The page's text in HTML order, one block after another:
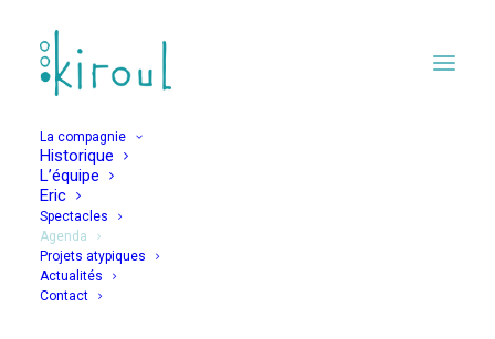
La compagnie
Historique
L’équipe
Eric
Spectacles
Agenda
Projets atypiques
Actualités
Contact